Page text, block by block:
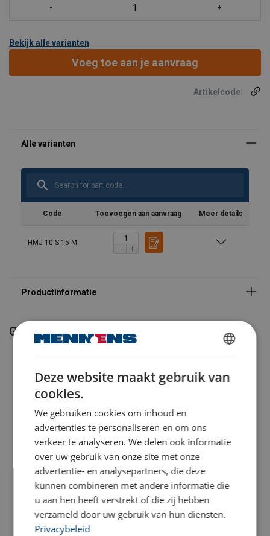
Bekijk alle varianten
Voeg toe aan je aanvraag
Artikelcode:
Code Toevoegen aan aanvraag Meer details
HMJ 10 S 15 M
Gerelateerde producten
Powertex Hydraulische
Teenvijzel PTJ-S1
Bekijk product
teencilinder TJ 8 S 13
Bekijk product
DUTCH
ENGLISH TRANSLATION
Deze website maakt gebruik van
cookies.
We gebruiken cookies om inhoud en
advertenties te personaliseren en om ons
verkeer te analyseren. We delen ook informatie
over uw gebruik van onze site met onze
advertentie- en analysepartners, die deze
kunnen combineren met andere informatie die
u aan hen heeft verstrekt of die zij hebben
verzameld door uw gebruik van hun diensten.
Privacybeleid